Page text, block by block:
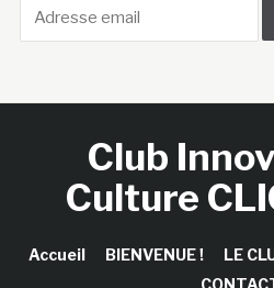
Club
Culture
Accueil BIENVENUE ! LE